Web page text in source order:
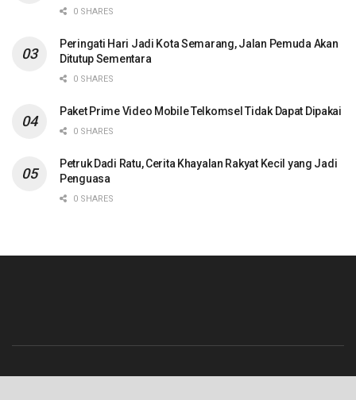
0 SHARES
Peringati Hari Jadi Kota Semarang, Jalan Pemuda Akan
Ditutup Sementara
0 SHARES
Paket Prime Video Mobile Telkomsel Tidak Dapat Dipakai
0 SHARES
Petruk Dadi Ratu, Cerita Khayalan Rakyat Kecil yang Jadi
Penguasa
0 SHARES